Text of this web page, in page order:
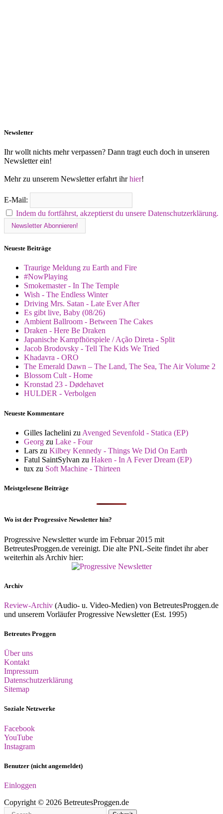
Newsletter
Ihr wollt nichts mehr verpassen? Dann tragt euch doch in unseren
Newsletter ein!
Mehr zu unserem Newsletter erfahrt ihrhier!
E-Mail:
Indem du fortfährst, akzeptierst du unsere Datenschutzerklärung.
Neueste Beiträge
Traurige Meldung zu Earth and Fire
#NowPlaying
Smokemaster - In The Temple
Wish - The Endless Winter
Driving Mrs. Satan - Late Ever After
Es gibt live, Baby (08/26)
Ambient Ballroom - Between The Cakes
Draken - Here Be Draken
Japanische Kampfhörspiele / Ação Direta - Split
Jacob Brodovsky - Tell The Kids We Tried
Khadavra - ORO
The Emerald Dawn – The Land, The Sea, The Air Volume 2
Blossom Cult - Home
Kronstad 23 - Dødehavet
HULDER - Verbolgen
Neueste Kommentare
Gilles Iachelini zu Avenged Sevenfold - Statica (EP)
Georg zu Lake - Four
Lars zu Kilbey Kennedy - Things We Did On Earth
Fatul SaintSylvan zu Haken - In A Fever Dream (EP)
tux zu Soft Machine - Thirteen
Meistgelesene Beiträge
Wo ist der Progressive Newsletter hin?
Progressive Newsletter wurde im Februar 2015 mit
BetreutesProggen.de vereinigt. Die alte PNL-Seite findet ihr aber
weiterhin als Archiv hier:
Archiv
Review-Archiv (Audio- u. Video-Medien) von BetreutesProggen.de
und unserem Vorläufer Progressive Newsletter (Est. 1995)
Betreutes Proggen
Über uns
Kontakt
Impressum
Datenschutzerklärung
Sitemap
Soziale Netzwerke
Facebook
YouTube
Instagram
Benutzer (nicht angemeldet)
Einloggen
Copyright © 2026 BetreutesProggen.de